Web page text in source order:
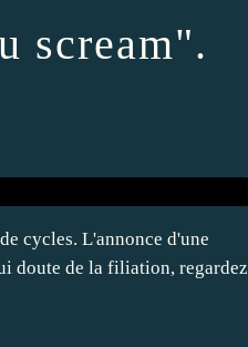
scream".
cycles. L'annonce d'une
doute de la filiation, regardez